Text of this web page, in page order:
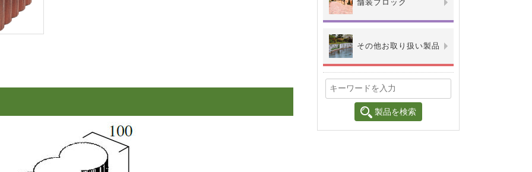
舗装ブロック
その他お取り扱い製品
製品を検索